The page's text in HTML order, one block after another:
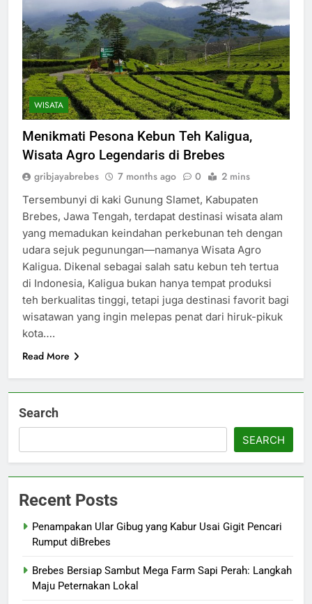
WISATA
Menikmati Pesona Kebun Teh Kaligua,
Wisata Agro Legendaris di Brebes
gribjayabrebes 7 months ago 0 2 mins
Tersembunyi di kaki Gunung Slamet, Kabupaten
Brebes, Jawa Tengah, terdapat destinasi wisata alam
yang memadukan keindahan perkebunan teh dengan
udara sejuk pegunungan—namanya Wisata Agro
Kaligua. Dikenal sebagai salah satu kebun teh tertua
di Indonesia, Kaligua bukan hanya tempat produksi
teh berkualitas tinggi, tetapi juga destinasi favorit bagi
wisatawan yang ingin melepas penat dari hiruk-pikuk
kota….
Read More
Search
SEARCH
Recent Posts
Penampakan Ular Gibug yang Kabur Usai Gigit Pencari
Rumput diBrebes
Brebes Bersiap Sambut Mega Farm Sapi Perah: Langkah
Maju Peternakan Lokal